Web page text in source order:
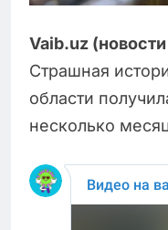
Vaib.uz
Страшная
области
несколько